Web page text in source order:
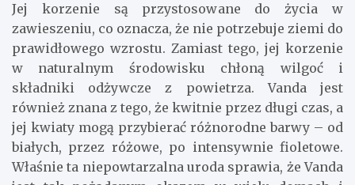
Jej korzenie są przystosowane do życia w
zawieszeniu, co oznacza, że nie potrzebuje ziemi do
prawidłowego wzrostu. Zamiast tego, jej korzenie
w naturalnym środowisku chłoną wilgoć i
składniki odżywcze z powietrza. Vanda jest
również znana z tego, że kwitnie przez długi czas, a
jej kwiaty mogą przybierać różnorodne barwy – od
białych, przez różowe, po intensywnie fioletowe.
Właśnie ta niepowtarzalna uroda sprawia, że Vanda